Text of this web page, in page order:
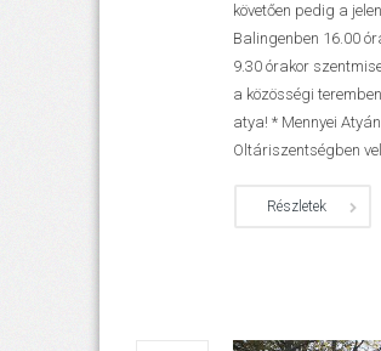
követően pedig a
Balingenben 16.00
9.30 órakor
a közösségi
atya! * Mennyei
Oltáriszentségben
Részletek